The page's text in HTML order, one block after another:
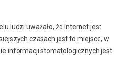
ludzi uważało, że Internet jest
czasach jest to miejsce, w
informacji stomatologicznych jest